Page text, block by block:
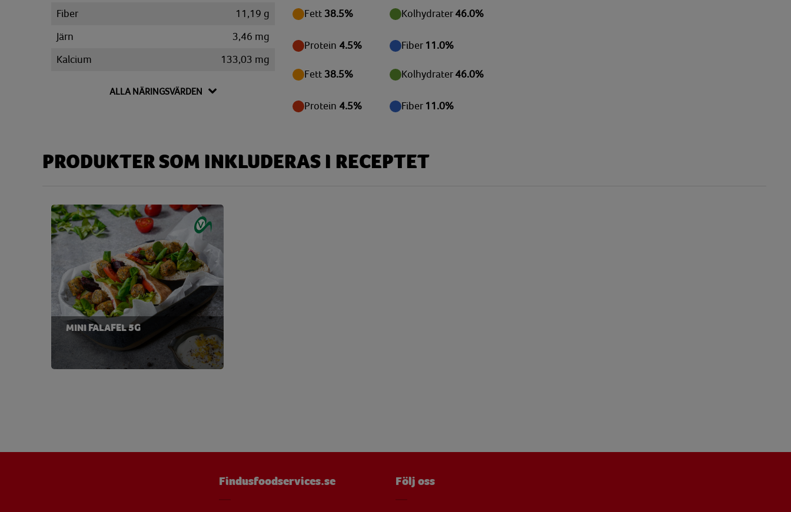
Fiber
11,19 g
Järn
3,46 mg
Kalcium
133,03 mg
Magnesium
Natrium
Niacin
Protein
Riboflavin
Tiamin
Vatten
Vitamin D
0,02 µg
ALLA NÄRINGSVÄRDEN
Fett 38.5% Kolhydrater 46.0%
Protein 4.5% Fiber 11.0%
Fett 38.5% Kolhydrater 46.0%
Protein 4.5% Fiber 11.0%
PRODUKTER SOM INKLUDERAS I RECEPTET
MINI FALAFEL 5G
Findusfoodservices.se Följ oss